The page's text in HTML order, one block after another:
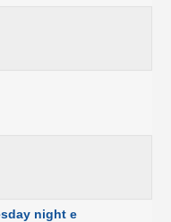
night e